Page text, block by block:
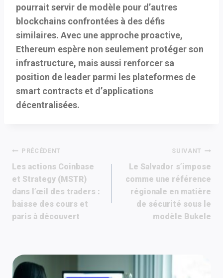
pourrait servir de modèle pour d’autres
blockchains confrontées à des défis
similaires. Avec une approche proactive,
Ethereum espère non seulement protéger son
infrastructure, mais aussi renforcer sa
position de leader parmi les plateformes de
smart contracts et d’applications
décentralisées.
Navigation
de
l’article
PRÉCÉDENT
Les actions Coinbase
et Strategy (MSTR)
dans l’œil des traders :
baisse des cours et
paris à découvert
SUIVANT
Le Salvador s’impose
comme une référence
régionale en matière
de sécurité sous le
modèle Bukele